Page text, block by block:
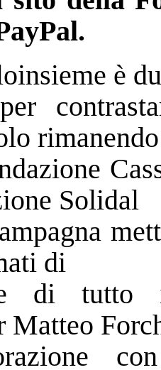
è
Solidal
di
di tutto
Matteo